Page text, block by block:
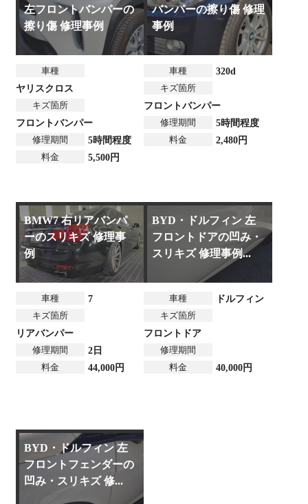
左フロントバンパーの
擦り傷 修理事例
車種
ヤリスクロス
キズ箇所
フロントバンパー
修理期間
5時間程度
料金
5,500円
バンパーの擦り傷 修理
事例
車種
320d
キズ箇所
フロントバンパー
修理期間
5時間程度
料金
2,480円
BMW7 右リアバンパ
ーのスリキズ 修理事
例
車種
7
キズ箇所
リアバンパー
修理期間
2日
料金
44,000円
BYD・ドルフィン 左
フロントドアの凹み・
スリキズ 修理事例...
車種
ドルフィン
キズ箇所
フロントドア
修理期間
料金
40,000円
BYD・ドルフィン 左
フロントフェンダーの
凹み・スリキズ 修...